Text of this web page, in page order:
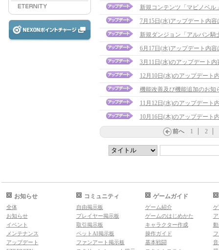
新規コンテンツ「マビノベル
7月15日(水)アップデート内容
新規ダンジョン「アルバン騎
6月17日(水)アップデート内容
3月11日(水)のアップデート内
12月10日(水)のアップデート
機能改善及び機能追加のお知
11月12日(水)のアップデート
10月16日(木)のアップデート
前へ 1 2
お知らせ
全体
お知らせ
イベント
メンテナンス
アップデート
コミュニティ
自由掲示板
プレイヤー掲示板
取引掲示板
ペットAI掲示板
ファンアート掲示板
ゲームガイド
ゲーム紹介
ゲームのはじめかた
キャラクター作成
操作ガイド
基本戦闘